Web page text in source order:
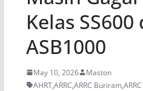
Kelas SS600
ASB1000
May 10, 2026
Maston
AHRT,ARRC,ARRC Buriram,